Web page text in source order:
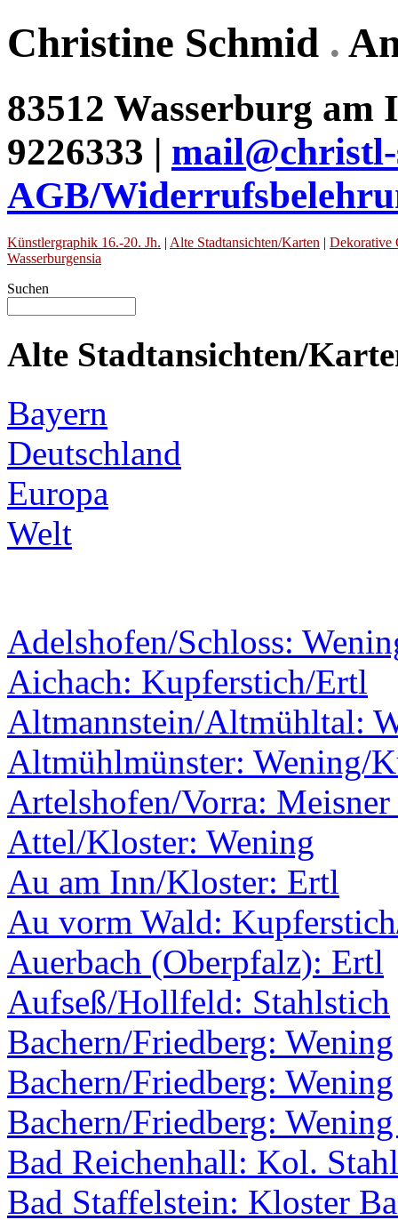
Christine Schmid .
83512 Wasserburg am
9226333 |
AGB/
Künstlergraphik 16.-20. Jh. | Alte Stadtansichten/Karten | Dekorative
Wasserburgensia
Suchen
Alte Stadtansichten/
Bayern
Deutschland
Europa
Welt
Adelshofen/Schloss:
Aichach: Kupferstich/Ertl
Altmannstein/Altmühltal:
Altmühlmünster: Wening/
Artelshofen/Vorra: Meisner
Attel/Kloster: Wening
Au am Inn/Kloster: Ertl
Au vorm Wald:
Auerbach (Oberpfalz): Ertl
Aufseß/Hollfeld: Stahlstich
Bachern/Friedberg: Wening
Bachern/Friedberg: Wening
Bachern/Friedberg:
Bad Reichenhall: Kol.
Bad Staffelstein: Kloster